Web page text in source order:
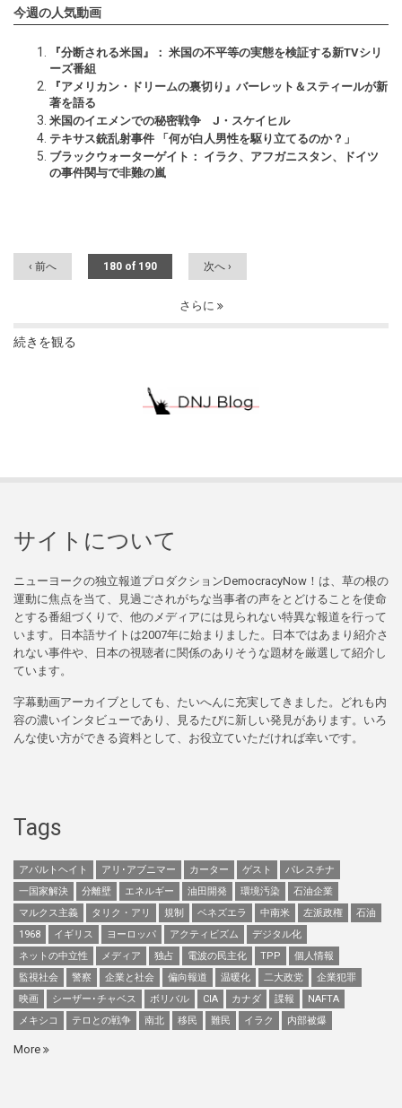
今週の人気動画
『分断される米国』： 米国の不平等の実態を検証する新TVシリ
ーズ番組
『アメリカン・ドリームの裏切り』バーレット＆スティールが新
著を語る
米国のイエメンでの秘密戦争 J・スケイヒル
テキサス銃乱射事件 「何が白人男性を駆り立てるのか？」
ブラックウォーターゲイト： イラク、アフガニスタン、ドイツ
の事件関与で非難の嵐
‹ 前へ 180 of 190 次へ ›
さらに
続きを観る
サイトについて
ニューヨークの独立報道プロダクションDemocracyNow！は、草の根の
運動に焦点を当て、見過ごされがちな当事者の声をとどけることを使命
とする番組づくりで、他のメディアには見られない特異な報道を行って
います。日本語サイトは2007年に始まりました。日本ではあまり紹介さ
れない事件や、日本の視聴者に関係のありそうな題材を厳選して紹介し
ています。
字幕動画アーカイブとしても、たいへんに充実してきました。どれも内
容の濃いインタビューであり、見るたびに新しい発見があります。いろ
んな使い方ができる資料として、お役立ていただければ幸いです。
Tags
アパルトヘイト アリ･アブニマー カーター ゲスト
パレスチナ
一国家解決
分離壁 エネルギー 油田開発 環境汚染
石油企業
マルクス主義
タリク・アリ 規制 ベネズエラ 中南米 左派政権
石油
1968
イギリス ヨーロッパ アクティビズム
デジタル化
ネットの中立性
メディア 独占 電波の民主化 TPP
個人情報
監視社会
警察 企業と社会 偏向報道 温暖化 二大政党
企業犯罪
映画
シーザー･チャベス ボリバル CIA カナダ 諜報
NAFTA
メキシコ
テロとの戦争 南北 移民 難民 イラク 内部被爆
More